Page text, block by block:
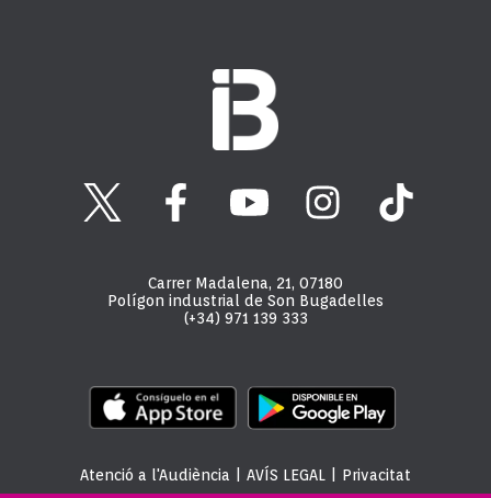
Carrer Madalena, 21, 07180
Polígon industrial de Son Bugadelles
(+34) 971 139 333
Atenció a l'Audiència AVÍS LEGAL Privacitat